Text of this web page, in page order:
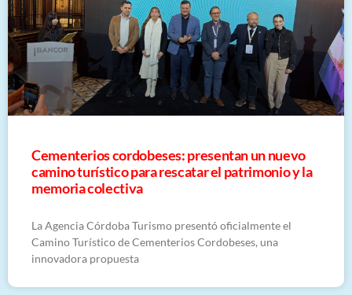
Cementerios cordobeses: presentan un nuevo
camino turístico para rescatar el patrimonio y la
memoria colectiva
La Agencia Córdoba Turismo presentó oficialmente el
Camino Turístico de Cementerios Cordobeses, una
innovadora propuesta